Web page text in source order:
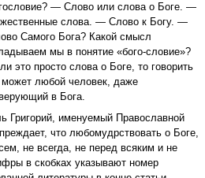
— Слово или слова о Боге. —
слова. — Слово к Богу. —
Самого Бога? Какой смысл
мы в понятие «бого-словие»?
это просто слова о Боге, то говорить
может любой человек, даже
в Бога.
Григорий, именуемый Православной
что любомудрствовать о Боге,
не всегда, не перед всяким и не
в скобках указывают номер